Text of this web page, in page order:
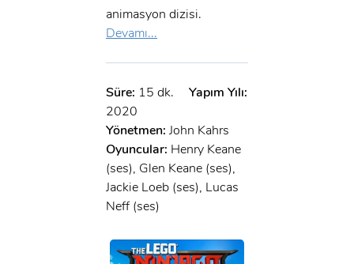
animasyon dizisi.
Devamı...
Süre: 15 dk.
Yapım Yılı:
2020
Yönetmen: John Kahrs
Oyuncular: Henry Keane
(ses), Glen Keane (ses),
Jackie Loeb (ses), Lucas
Neff (ses)